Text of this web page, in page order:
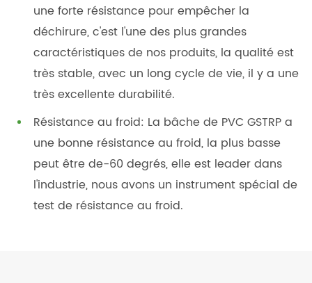
une forte résistance pour empêcher la
déchirure, c'est l'une des plus grandes
caractéristiques de nos produits, la qualité est
très stable, avec un long cycle de vie, il y a une
très excellente durabilité.
Résistance au froid: La bâche de PVC GSTRP a
une bonne résistance au froid, la plus basse
peut être de-60 degrés, elle est leader dans
l'industrie, nous avons un instrument spécial de
test de résistance au froid.